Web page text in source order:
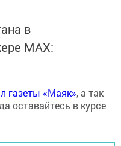
в
MАХ:
газеты «Маяк», а так
оставайтесь в курсе